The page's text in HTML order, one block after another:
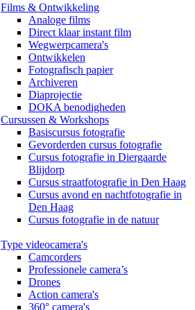
Films & Ontwikkeling
Analoge films
Direct klaar instant film
Wegwerpcamera's
Ontwikkelen
Fotografisch papier
Archiveren
Diaprojectie
DOKA benodigheden
Cursussen & Workshops
Basiscursus fotografie
Gevorderden cursus fotografie
Cursus fotografie in Diergaarde
Blijdorp
Cursus straatfotografie in Den Haag
Cursus avond en nachtfotografie in
Den Haag
Cursus fotografie in de natuur
Type videocamera's
Camcorders
Professionele camera’s
Drones
Action camera's
360° camera's